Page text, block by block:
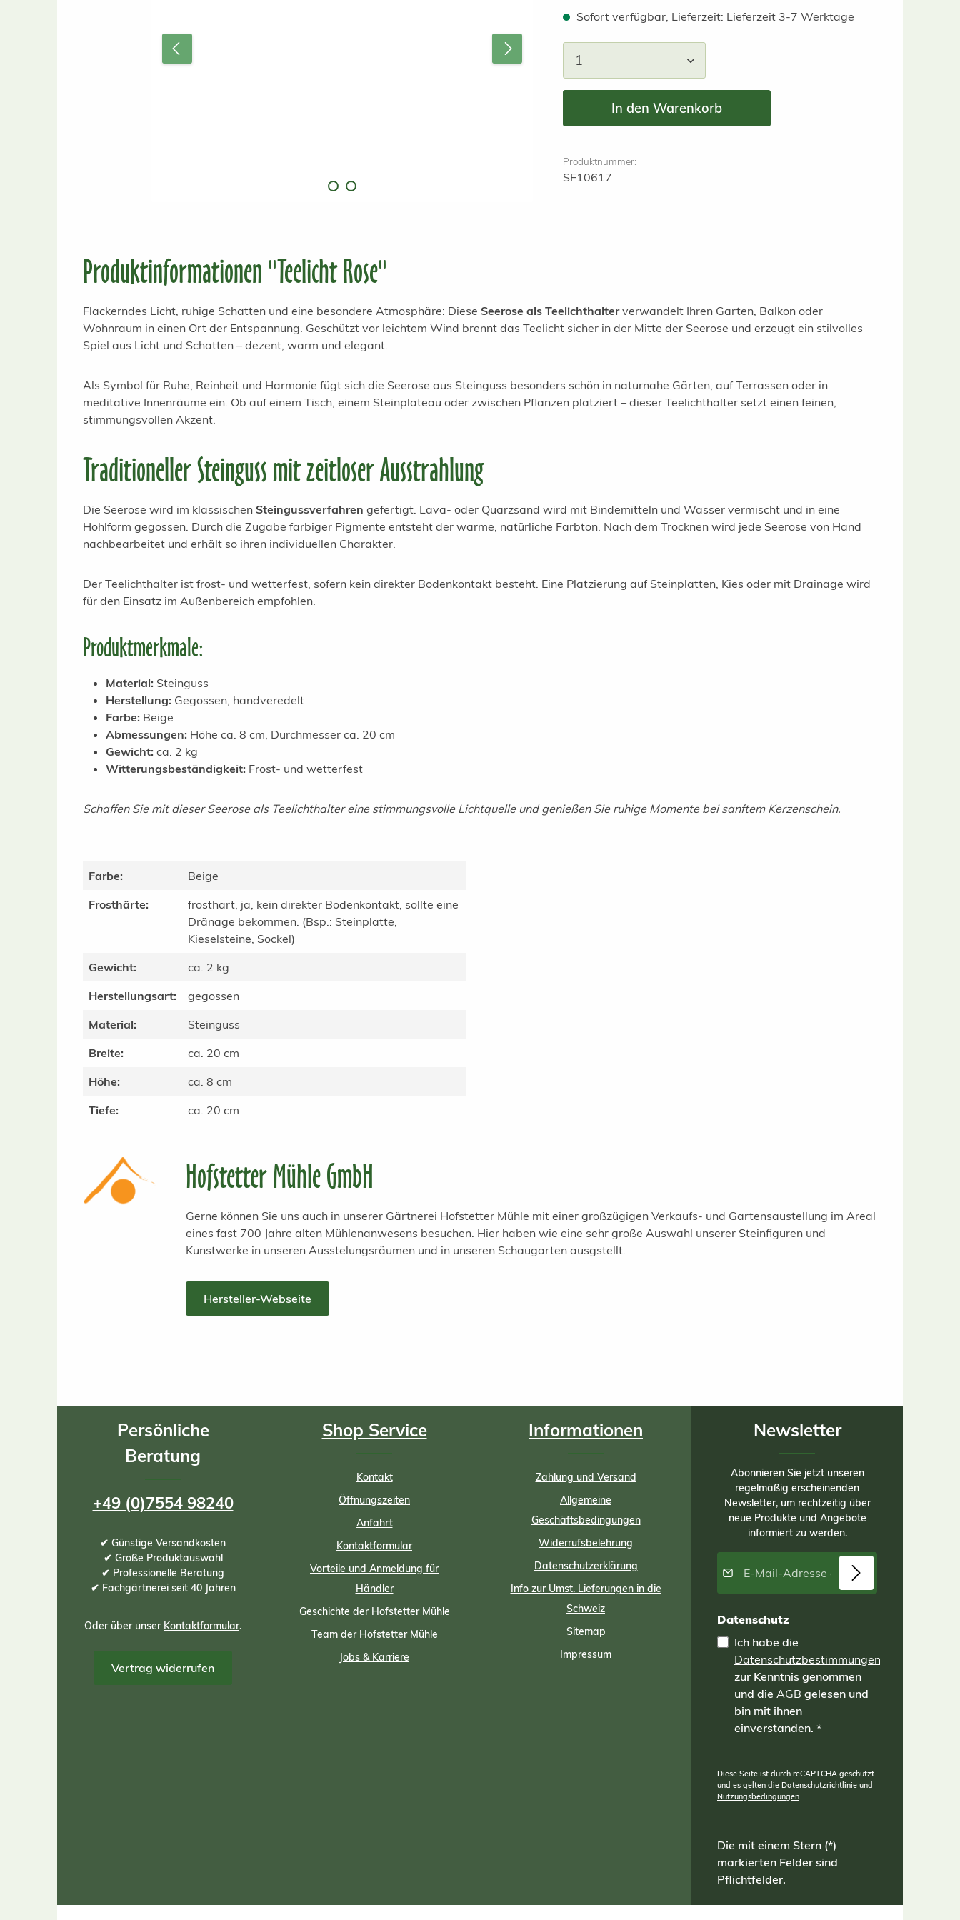
Sofort verfügbar, Lieferzeit: Lieferzeit 3-7 Werktage
Produkt Anzahl: Gib den gewünschten Wert ein
In den Warenkorb
Produktnummer:
SF10617
Produktinformationen "Teelicht Rose"
Flackerndes Licht, ruhige Schatten und eine besondere Atmosphäre: Diese Seerose als Teelichthalterverwandelt Ihren Garten, Balkon oder
Wohnraum in einen Ort der Entspannung. Geschützt vor leichtem Wind brennt das Teelicht sicher in der Mitte der Seerose und erzeugt ein stilvolles
Spiel aus Licht und Schatten – dezent, warm und elegant.
Als Symbol für Ruhe, Reinheit und Harmonie fügt sich die Seerose aus Steinguss besonders schön in naturnahe Gärten, auf Terrassen oder in
meditative Innenräume ein. Ob auf einem Tisch, einem Steinplateau oder zwischen Pflanzen platziert – dieser Teelichthalter setzt einen feinen,
stimmungsvollen Akzent.
Traditioneller Steinguss mit zeitloser Ausstrahlung
Die Seerose wird im klassischen Steingussverfahren gefertigt. Lava- oder Quarzsand wird mit Bindemitteln und Wasser vermischt und in eine
Hohlform gegossen. Durch die Zugabe farbiger Pigmente entsteht der warme, natürliche Farbton. Nach dem Trocknen wird jede Seerose von Hand
nachbearbeitet und erhält so ihren individuellen Charakter.
Der Teelichthalter ist frost- und wetterfest, sofern kein direkter Bodenkontakt besteht. Eine Platzierung auf Steinplatten, Kies oder mit Drainage wird
für den Einsatz im Außenbereich empfohlen.
Produktmerkmale:
Material: Steinguss
Herstellung: Gegossen, handveredelt
Farbe: Beige
Abmessungen: Höhe ca. 8 cm, Durchmesser ca. 20 cm
Gewicht: ca. 2 kg
Witterungsbeständigkeit: Frost- und wetterfest
Schaffen Sie mit dieser Seerose als Teelichthalter eine stimmungsvolle Lichtquelle und genießen Sie ruhige Momente bei sanftem Kerzenschein.
Farbe:
Beige
Frosthärte:
frosthart, ja, kein direkter Bodenkontakt, sollte eine
Dränage bekommen. (Bsp.: Steinplatte,
Kieselsteine, Sockel)
Gewicht:
ca. 2 kg
Herstellungsart:
gegossen
Material:
Steinguss
Breite:
ca. 20 cm
Höhe:
ca. 8 cm
Tiefe:
ca. 20 cm
Hofstetter Mühle GmbH
Gerne können Sie uns auch in unserer Gärtnerei Hofstetter Mühle mit einer großzügigen Verkaufs- und Gartensaustellung im Areal
eines fast 700 Jahre alten Mühlenanwesens besuchen. Hier haben wie eine sehr große Auswahl unserer Steinfiguren und
Kunstwerke in unseren Ausstelungsräumen und in unseren Schaugarten ausgstellt.
Hersteller-Webseite
Persönliche
Beratung
+49 (0)7554 98240
✔ Günstige Versandkosten
✔ Große Produktauswahl
✔ Professionelle Beratung
✔ Fachgärtnerei seit 40 Jahren
Oder über unser Kontaktformular.
Vertrag widerrufen
Shop Service
Kontakt
Öffnungszeiten
Anfahrt
Kontaktformular
Vorteile und Anmeldung für
Händler
Geschichte der Hofstetter Mühle
Team der Hofstetter Mühle
Jobs & Karriere
Informationen
Zahlung und Versand
Allgemeine
Geschäftsbedingungen
Widerrufsbelehrung
Datenschutzerklärung
Info zur Umst. Lieferungen in die
Schweiz
Sitemap
Impressum
Newsletter
Abonnieren Sie jetzt unseren
regelmäßig erscheinenden
Newsletter, um rechtzeitig über
neue Produkte und Angebote
informiert zu werden.
E-Mail-Adresse*
Datenschutz
Ich habe die
Datenschutzbestimmungen
zur Kenntnis genommen
und die AGB gelesen und
bin mit ihnen
einverstanden. *
Diese Seite ist durch reCAPTCHA geschützt
und es gelten die Datenschutzrichtlinie und
Nutzungsbedingungen.
Die mit einem Stern (*)
markierten Felder sind
Pflichtfelder.